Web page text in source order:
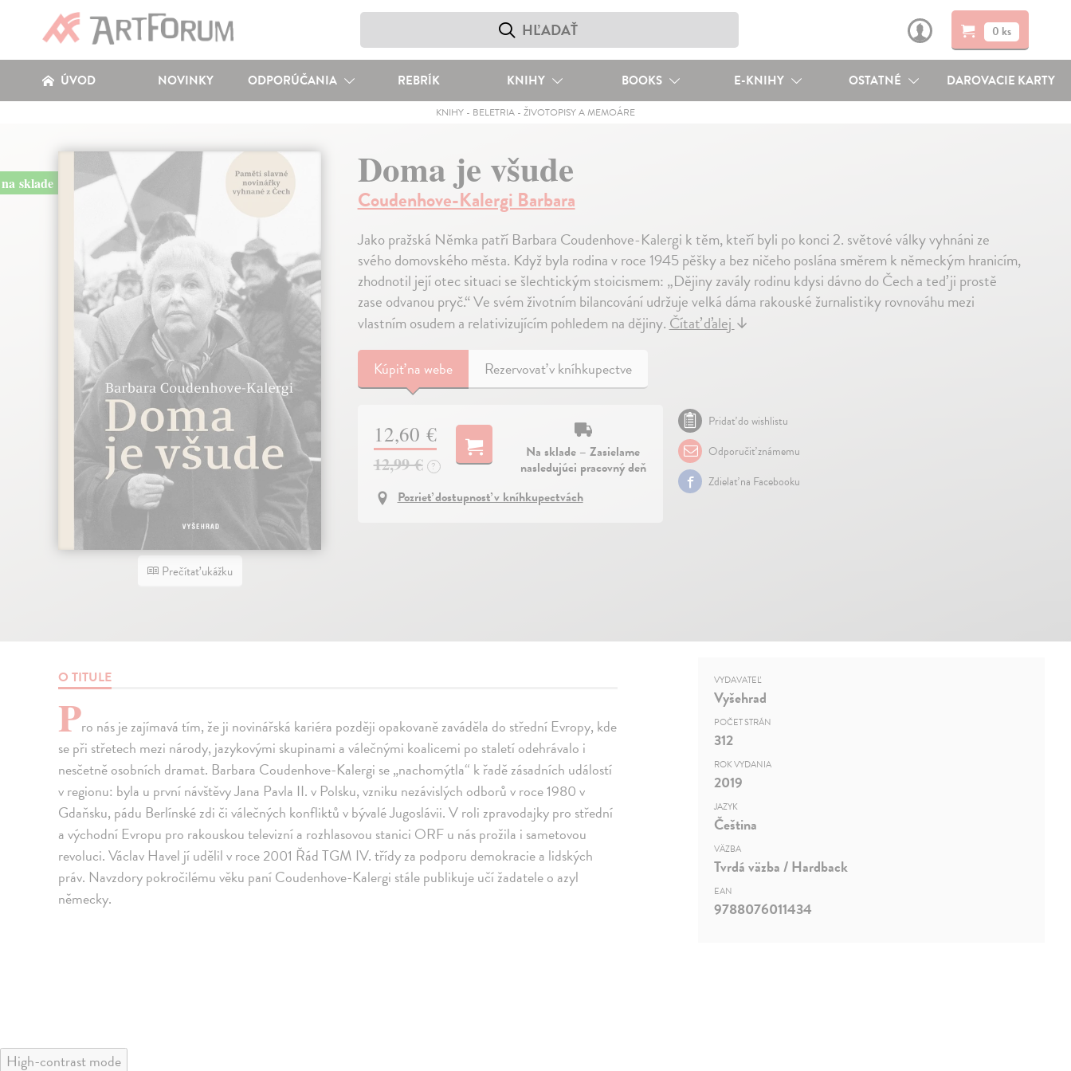
0 ks
ÚVOD NOVINKY ODPORÚČANIA REBRÍK KNIHY BOOKS E-KNIHY OSTATNÉ DAROVACIE KARTY
KNIHY- BELETRIA- ŽIVOTOPISY A MEMOÁRE
na sklade
Prečítať ukážku
Doma je všude
Coudenhove-Kalergi Barbara
Jako pražská Němka patří Barbara Coudenhove-Kalergi k těm, kteří byli po konci 2. světové války vyhnáni ze
svého domovského města. Když byla rodina v roce 1945 pěšky a bez ničeho poslána směrem k německým hranicím,
zhodnotil její otec situaci se šlechtickým stoicismem: „Dějiny zavály rodinu kdysi dávno do Čech a teď ji prostě
zase odvanou pryč.“ Ve svém životním bilancování udržuje velká dáma rakouské žurnalistiky rovnováhu mezi
vlastním osudem a relativizujícím pohledem na dějiny.Čítať ďalej↓
Kúpiťna webe Rezervovať v kníhkupectve
12,60 €
12,99 € ?
Na sklade – Zasielame
nasledujúci pracovný deň
Pozrieť dostupnosť v kníhkupectvách
Pridať do wishlistu
Odporučiť známemu
Zdielať na Facebooku
O TITULE
Pro nás je zajímavá tím, že ji novinářská kariéra později opakovaně zaváděla do střední Evropy, kde
se při střetech mezi národy, jazykovými skupinami a válečnými koalicemi po staletí odehrávalo i
nesčetně osobních dramat. Barbara Coudenhove-Kalergi se „nachomýtla“ k řadě zásadních událostí
v regionu: byla u první návštěvy Jana Pavla II. v Polsku, vzniku nezávislých odborů v roce 1980 v
Gdaňsku, pádu Berlínské zdi či válečných konfliktů v bývalé Jugoslávii. V roli zpravodajky pro střední
a východní Evropu pro rakouskou televizní a rozhlasovou stanici ORF u nás prožila i sametovou
revoluci. Václav Havel jí udělil v roce 2001 Řád TGM IV. třídy za podporu demokracie a lidských
práv. Navzdory pokročilému věku paní Coudenhove-Kalergi stále publikuje učí žadatele o azyl
německy.
VYDAVATEĽ
Vyšehrad
POČET STRÁN
312
ROK VYDANIA
2019
JAZYK
Čeština
VÄZBA
Tvrdá väzba / Hardback
EAN
9788076011434
High-contrast mode